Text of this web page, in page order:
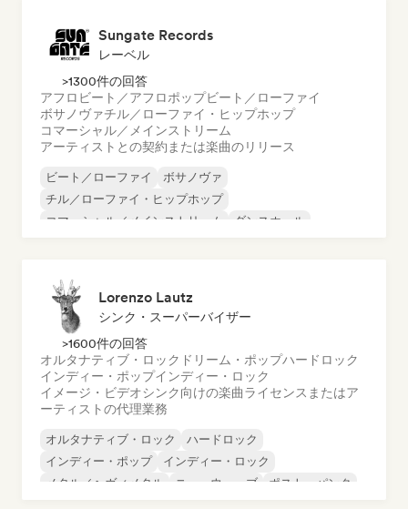
Sungate Records
レーベル
>1300件の回答
アフロビート／アフロポップビート／ローファイ
ボサノヴァチル／ローファイ・ヒップホップ
コマーシャル／メインストリーム
アーティストとの契約または楽曲のリリース
ビート／ローファイ
ボサノヴァ
チル／ローファイ・ヒップホップ
コマーシャル／メインストリーム
ダンスホール
Lorenzo Lautz
シンク・スーパーバイザー
>1600件の回答
オルタナティブ・ロック ドリーム・ポップハードロック
インディー・ポップインディー・ロック
イメージ・ビデオシンク向けの楽曲ライセンスまたはア
ーティストの代理業務
オルタナティブ・ロック
ハードロック
インディー・ポップ
インディー・ロック
メタル／ヘヴィメタル
ニューウェーブ
ポスト・パンク